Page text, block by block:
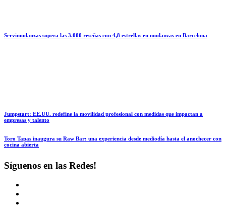
Servimudanzas supera las 3.000 reseñas con 4,8 estrellas en mudanzas en Barcelona
Jumpstart: EE.UU. redefine la movilidad profesional con medidas que impactan a
empresas y talento
Toro Tapas inaugura su Raw Bar: una experiencia desde mediodía hasta el anochecer con
cocina abierta
Síguenos en las Redes!